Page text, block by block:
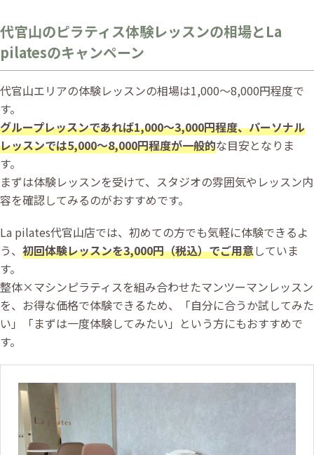
代官山のピラティス体験レッスンの相場とLa
pilatesのキャンペーン
代官山エリアの体験レッスンの相場は1,000〜8,000円程度で
す。
グループレッスンであれば1,000〜3,000円程度、パーソナル
レッスンでは5,000〜8,000円程度が一般的な目安となりま
す。
まずは体験レッスンを受けて、スタジオの雰囲気やレッスン内
容を確認してみるのがおすすめです。
La pilates代官山店では、初めての方でも気軽に体験できるよ
う、 初回体験レッスンを3,000円（税込）でご用意していま
す。
整体×マシンピラティスを組み合わせたマンツーマンレッスン
を、お得な価格で体験できるため、「自分に合うか試してみた
い」「まずは一度体験してみたい」という方にもおすすめで
す。